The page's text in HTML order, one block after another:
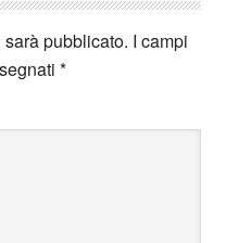
pubblicato. I campi
*